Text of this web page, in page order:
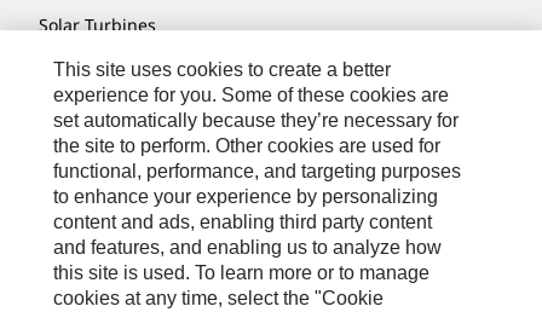
Solar Turbines
SPM Oil & Gas
Turner Powertrain Systems
Contáctenos
Mapa Del Sitio
Cookie Settings
This site uses cookies to create a better
experience for you. Some of these cookies are
set automatically because they’re necessary for
the site to perform. Other cookies are used for
functional, performance, and targeting purposes
to enhance your experience by personalizing
content and ads, enabling third party content
and features, and enabling us to analyze how
this site is used. To learn more or to manage
cookies at any time, select the "Cookie